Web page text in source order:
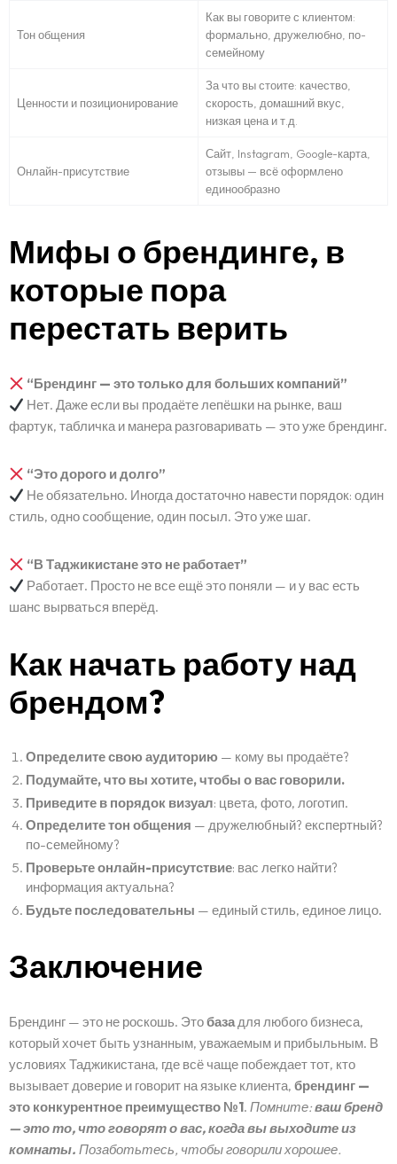
Главная страница
Портфолио
Услуги
Блог
FAQ
Контакты
Тон общения
Как вы говорите с клиентом:
формально, дружелюбно, по-
семейному
Ценности и позиционирование
За что вы стоите: качество,
скорость, домашний вкус,
низкая цена и т.д.
Онлайн-присутствие
Сайт, Instagram, Google-карта,
отзывы — всё оформлено
единообразно
Мифы о брендинге, в
которые пора
перестать верить
“Брендинг — это только для больших компаний”
Нет. Даже если вы продаёте лепёшки на рынке, ваш
фартук, табличка и манера разговаривать — это уже брендинг.
“Это дорого и долго”
Не обязательно. Иногда достаточно навести порядок: один
стиль, одно сообщение, один посыл. Это уже шаг.
“В Таджикистане это не работает”
Работает. Просто не все ещё это поняли — и у вас есть
шанс вырваться вперёд.
Как начать работу над
брендом?
Определите свою аудиторию — кому вы продаёте?
Подумайте, что вы хотите, чтобы о вас говорили.
Приведите в порядок визуал: цвета, фото, логотип.
Определите тон общения — дружелюбный? експертный?
по-семейному?
Проверьте онлайн-присутствие: вас легко найти?
информация актуальна?
Будьте последовательны — единый стиль, единое лицо.
Заключение
Брендинг — это не роскошь. Этобазадля любого бизнеса,
который хочет быть узнанным, уважаемым и прибыльным. В
условиях Таджикистана, где всё чаще побеждает тот, кто
вызывает доверие и говорит на языке клиента, брендинг —
это конкурентное преимущество №1. Помните:ваш бренд
— это то, что говорят о вас, когда вы выходите из
комнаты. Позаботьтесь, чтобы говорили хорошее.